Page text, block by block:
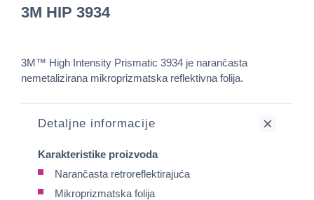
3M HIP 3934
3M™ High Intensity Prismatic 3934 je narančasta
nemetalizirana mikroprizmatska reflektivna folija.
Detaljne informacije
Karakteristike proizvoda
Narančasta retroreflektirajuća
Mikroprizmatska folija